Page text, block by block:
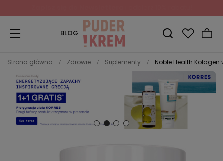
BLOG
Strona główna Zdrowie Suplementy Noble Health Kolagen